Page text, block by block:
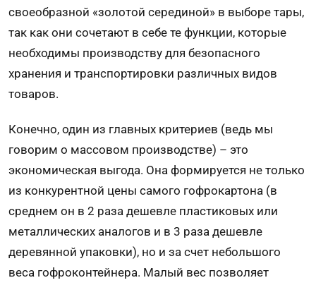
своеобразной «золотой серединой» в выборе тары,
так как они сочетают в себе те функции, которые
необходимы производству для безопасного
хранения и транспортировки различных видов
товаров.
Конечно, один из главных критериев (ведь мы
говорим о массовом производстве) – это
экономическая выгода. Она формируется не только
из конкурентной цены самого гофрокартона (в
среднем он в 2 раза дешевле пластиковых или
металлических аналогов и в 3 раза дешевле
деревянной упаковки), но и за счет небольшого
веса гофроконтейнера. Малый вес позволяет